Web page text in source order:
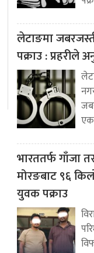
लेटाङमा
पक्राउ : प्रहरीले
भारततर्फ गाँजा
मोरङबाट ९६
युवक पक्राउ